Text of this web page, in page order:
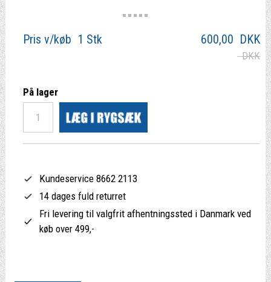
Pris v/køb 1 Stk 600,00 DKK
DKK
På lager
Kundeservice 8662 2113
14 dages fuld returret
Fri levering til valgfrit afhentningssted i Danmark ved
køb over 499,-